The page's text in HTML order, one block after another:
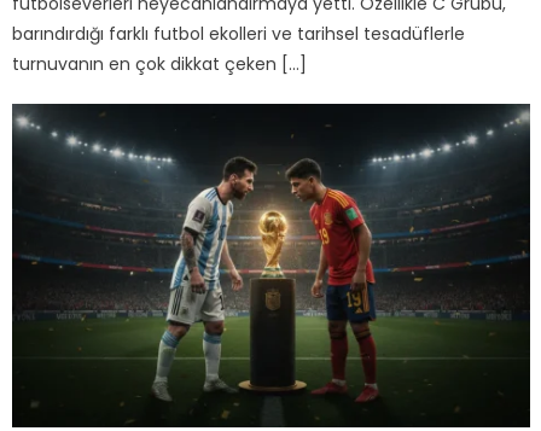
barındırdığı farklı futbol ekolleri ve tarihsel tesadüflerle
turnuvanın en çok dikkat çeken […]